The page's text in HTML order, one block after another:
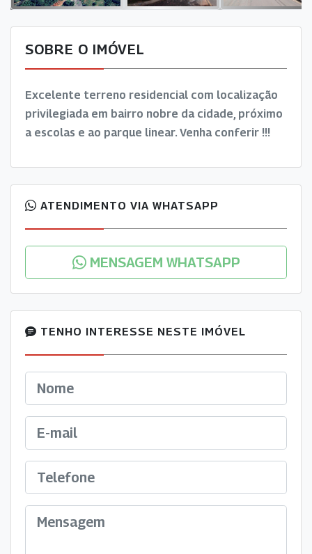
SOBRE O IMÓVEL
Excelente terreno residencial com localização
privilegiada em bairro nobre da cidade, próximo
a escolas e ao parque linear. Venha conferir !!!
ATENDIMENTO VIA WHATSAPP
MENSAGEM WHATSAPP
TENHO INTERESSE NESTE IMÓVEL